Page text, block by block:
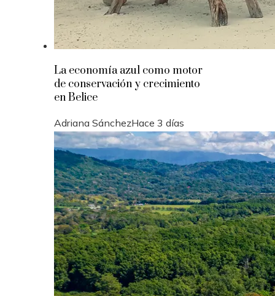
La economía azul como motor
de conservación y crecimiento
en Belice
Adriana SánchezHace 3 días